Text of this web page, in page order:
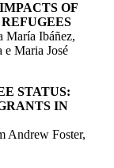
OF
María Ibáñez,
Maria José
STATUS:
IN
Andrew Foster,